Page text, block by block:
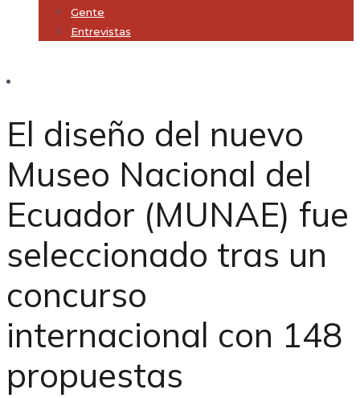
Gente
Entrevistas
El diseño del nuevo
Museo Nacional del
Ecuador (MUNAE) fue
seleccionado tras un
concurso
internacional con 148
propuestas